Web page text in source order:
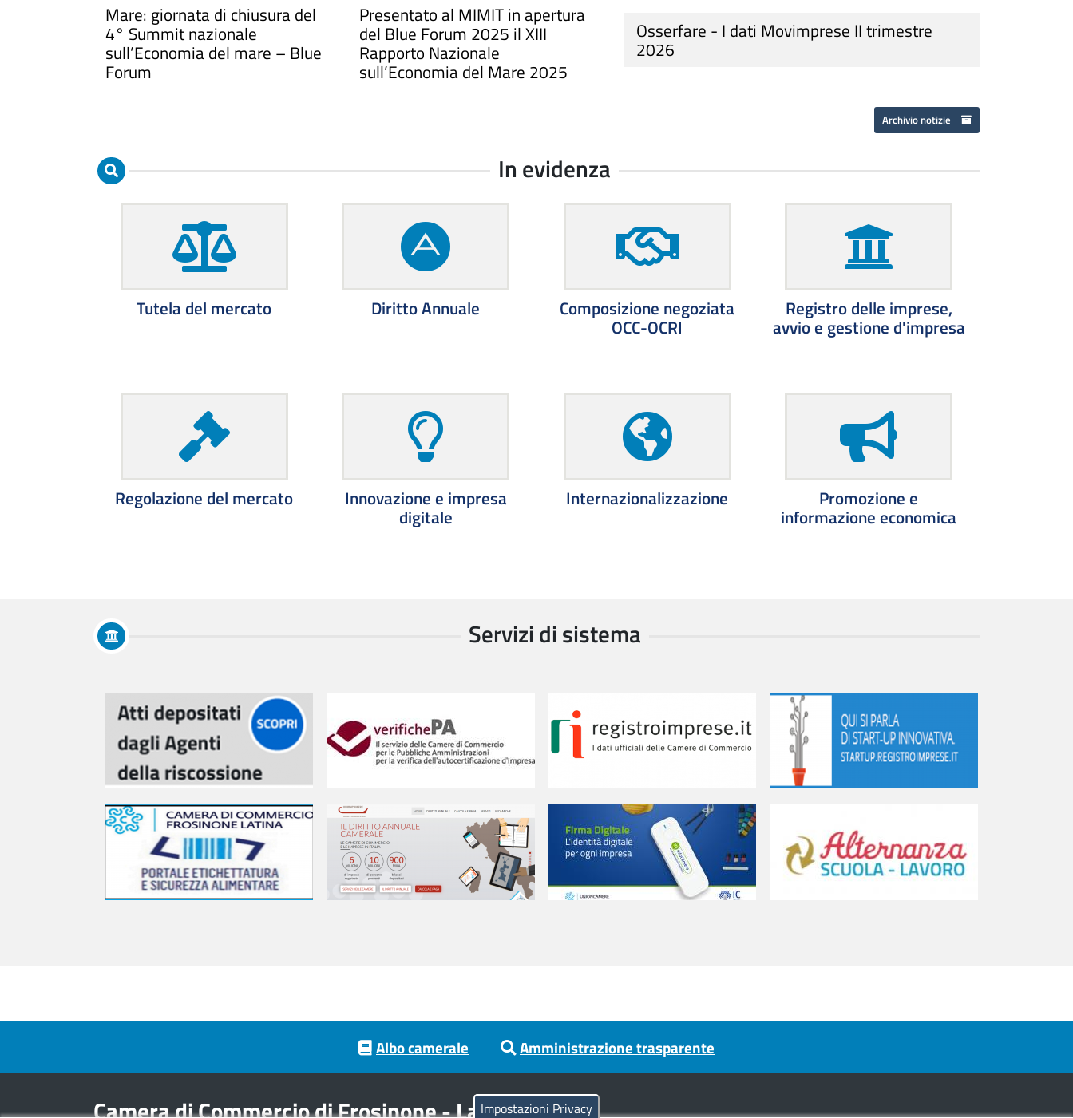
Mare: giornata di chiusura del
4° Summit nazionale
sull’Economia del mare – Blue
Forum
Presentato al MIMIT in apertura
del Blue Forum 2025 il XIII
Rapporto Nazionale
sull’Economia del Mare 2025
Osserfare - I dati Movimprese II trimestre
2026
Archivio notizie
In evidenza
Tutela del mercato Diritto Annuale Composizione negoziata
OCC-OCRI
Registro delle imprese,
avvio e gestione d'impresa
Regolazione del mercato Innovazione e impresa
digitale
Internazionalizzazione Promozione e
informazione economica
Servizi di sistema
Albo camerale Amministrazione trasparente
Camera di Commercio di Frosinone - LatinaImpostazioni Privacy